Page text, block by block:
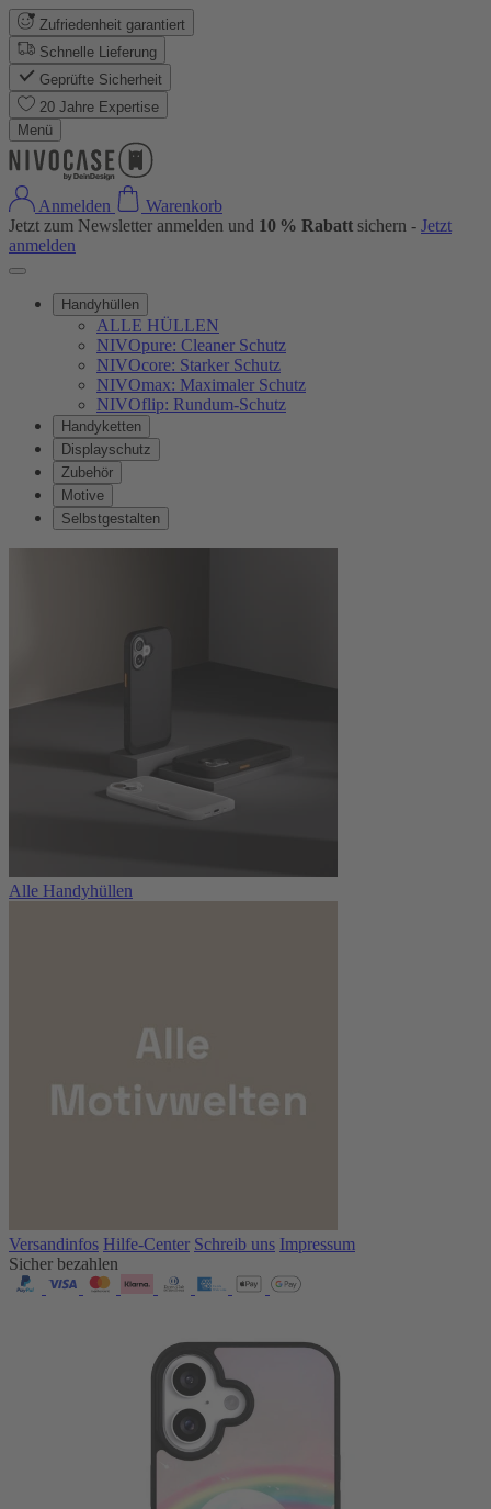
Zufriedenheit garantiert
Schnelle Lieferung
Geprüfte Sicherheit
20 Jahre Expertise
Menü
Anmelden
Warenkorb
Jetzt zum Newsletter anmelden und 10 % Rabatt sichern - Jetzt
anmelden
Handyhüllen
ALLE HÜLLEN
NIVOpure: Cleaner Schutz
NIVOcore: Starker Schutz
NIVOmax: Maximaler Schutz
NIVOflip: Rundum-Schutz
Handyketten
Displayschutz
Zubehör
Motive
Selbstgestalten
Alle Handyhüllen
Versandinfos Hilfe-Center Schreib uns Impressum
Sicher bezahlen